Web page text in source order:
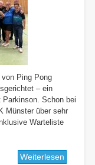
Ping Pong
– ein
Schon bei
Münster über sehr
Warteliste
Weiterlesen